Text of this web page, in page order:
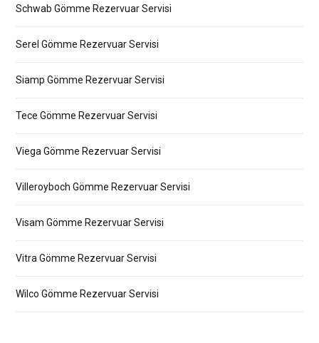
Schwab Gömme Rezervuar Servisi
Serel Gömme Rezervuar Servisi
Siamp Gömme Rezervuar Servisi
Tece Gömme Rezervuar Servisi
Viega Gömme Rezervuar Servisi
Villeroyboch Gömme Rezervuar Servisi
Visam Gömme Rezervuar Servisi
Vitra Gömme Rezervuar Servisi
Wilco Gömme Rezervuar Servisi